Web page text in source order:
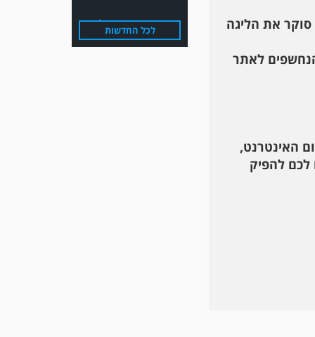
סוקר את הליגה
לאתר
האינטרנט,
לכם להפיק
לכל החדשות